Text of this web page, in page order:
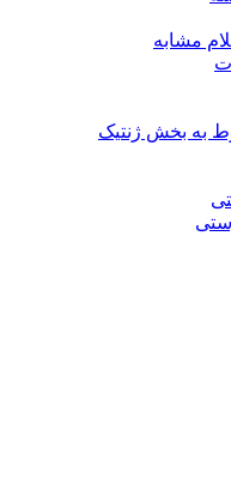
مشابه
به بخش ژنتیک